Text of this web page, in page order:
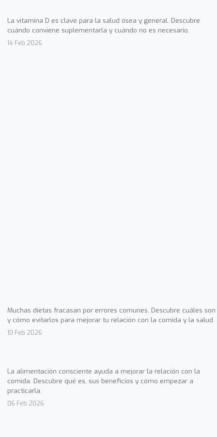
La vitamina D es clave para la salud ósea y general. Descubre
cuándo conviene suplementarla y cuándo no es necesario.
14 Feb 2026
Muchas dietas fracasan por errores comunes. Descubre cuáles son
y cómo evitarlos para mejorar tu relación con la comida y la salud.
10 Feb 2026
La alimentación consciente ayuda a mejorar la relación con la
comida. Descubre qué es, sus beneficios y cómo empezar a
practicarla.
06 Feb 2026